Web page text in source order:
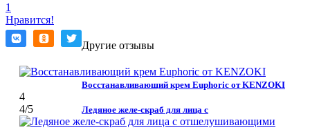
1
Нравится!
Другие отзывы
Восстанавливающий крем Euphoric от KENZOKI
4
4/5 Ледяное желе-скраб для лица с